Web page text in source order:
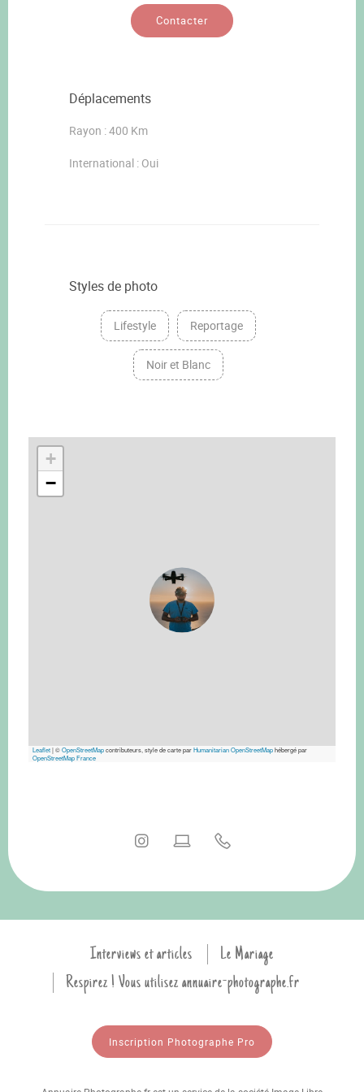
Contacter
Déplacements
Rayon : 400 Km
International : Oui
Styles de photo
Lifestyle Reportage
Noir et Blanc
+
−
Leaflet|©OpenStreetMapcontributeurs, style de carte parHumanitarian OpenStreetMaphébergé par
OpenStreetMap France
Interviews et articles
Le Mariage
Respirez ! Vous utilisez annuaire-photographe.fr
Inscription Photographe Pro